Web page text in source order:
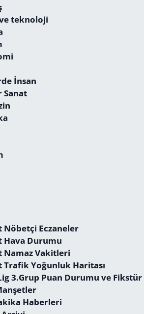
teknoloji
İnsan
Sanat
Nöbetçi Eczaneler
Hava Durumu
Namaz Vakitleri
Trafik Yoğunluk Haritası
3.Grup Puan Durumu ve Fikstür
Haberleri